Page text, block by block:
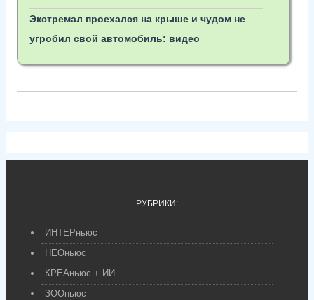
Экстремал проехался на крыше и чудом не
угробил свой автомобиль: видео
РУБРИКИ:
ИНТЕРньюс
НЕОньюс
КРЕАньюс + ИИ
ЗООньюс